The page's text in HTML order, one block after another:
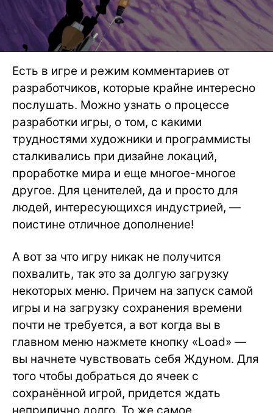
Есть в игре и режим комментариев от
разработчиков, которые крайне интересно
послушать. Можно узнать о процессе
разработки игры, о том, с какими
трудностями художники и программисты
сталкивались при дизайне локаций,
проработке мира и еще многое-многое
другое. Для ценителей, да и просто для
людей, интересующихся индустрией, —
поистине отличное дополнение!
А вот за что игру никак не получится
похвалить, так это за долгую загрузку
некоторых меню. Причем на запуск самой
игры и на загрузку сохранения времени
почти не требуется, а вот когда вы в
главном меню нажмете кнопку «Load» —
вы начнете чувствовать себя Ждуном. Для
того чтобы добраться до ячеек с
сохранённой игрой, придется ждать